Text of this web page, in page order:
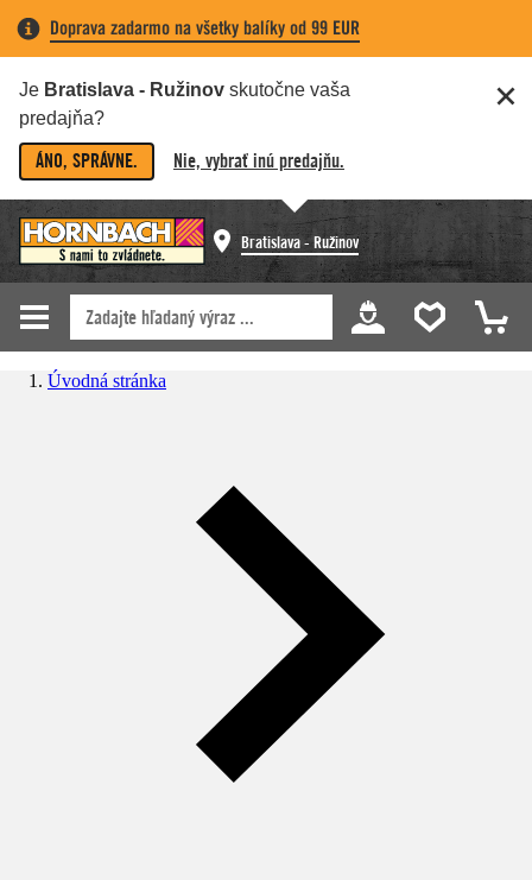
Doprava zadarmo na všetky balíky od 99 EUR
Je Bratislava - Ružinov skutočne vaša
predajňa?
ÁNO, SPRÁVNE. Nie, vybrať inú predajňu.
Bratislava - Ružinov
Úvodná stránka